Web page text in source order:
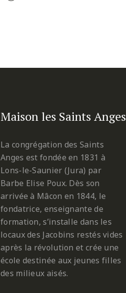
Maison les Saints Anges
La congrégation des Saints
Anges est fondée en 1831 à
Lons-le-Saunier (Jura) par
Barbe Elise Poux. Dès son
arrivée à Mâcon en 1844, le
fondatrice, enseignante de
formation, s’installe dans les
locaux des Jacobins restés vides
après la révolution et crée une
école destinée aux jeunes filles
des milieux aisés.